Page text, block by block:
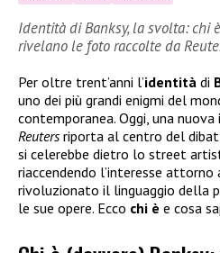
Identità di Banksy, la svolta: chi
rivelano le foto raccolte da
Per oltre trent’anni l’identità di
uno dei più grandi enigmi del
contemporanea. Oggi, una
Reutersriporta al centro del
si celerebbe dietro lo street
riaccendendo l’interesse attorno
rivoluzionato il linguaggio della
le sue opere. Ecco chi è e cosa